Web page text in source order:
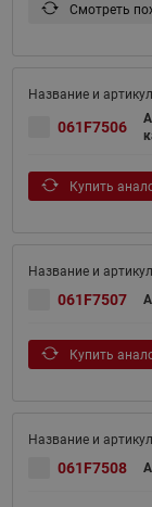
Смотреть
061F7506
Купить
061F7507
Купить
061F7508